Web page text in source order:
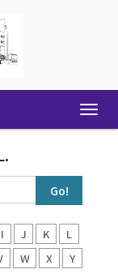
入
前
幾
個
I J K
L
W X
Y